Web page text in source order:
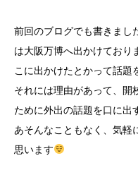
前回のブログでも書きまし
は大阪万博へ出かけており
こに出かけたとかって話題
それには理由があって、開
ために外出の話題を口に出
あそんなこともなく、気軽
思います